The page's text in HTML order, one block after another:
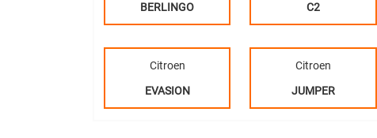
BERLINGO
C2
Citroen
EVASION
Citroen
JUMPER